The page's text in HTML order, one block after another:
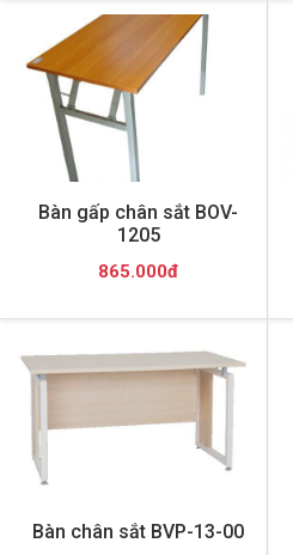
Bàn gấp chân sắt BOV-
1205
865.000đ
Bàn chân sắt BVP-13-00